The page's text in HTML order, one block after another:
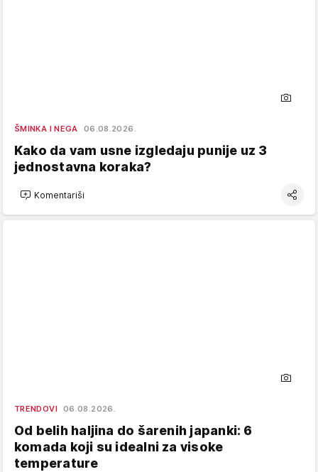
ŠMINKA I NEGA 06.08.2026.
Kako da vam usne izgledaju punije uz 3
jednostavna koraka?
Komentariši
TRENDOVI 06.08.2026.
Od belih haljina do šarenih japanki: 6
komada koji su idealni za visoke
temperature